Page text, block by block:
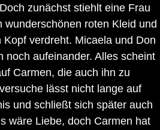
zunächst stiehlt eine Frau
roten Kleid und
verdreht. Micaela und Don
noch aufeinander. Alles scheint
Carmen, die auch ihn zu
lässt nicht lange auf
und schließt sich später auch
wäre Liebe, doch Carmen hat